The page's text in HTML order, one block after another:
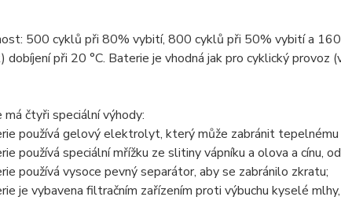
500 cyklů při 80% vybití, 800 cyklů při 50% vybití a
při 20 °C. Baterie je vhodná jak pro cyklický
čtyři speciální výhody:
používá gelový elektrolyt, který může zabránit
používá speciální mřížku ze slitiny vápníku a olova a cínu,
používá vysoce pevný separátor, aby se zabránilo zkratu;
je vybavena filtračním zařízením proti výbuchu kyselé